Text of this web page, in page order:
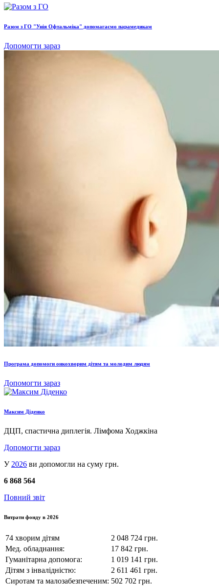
Разом з ГО "Унія Офтальміка" допомагаємо парамедикам
Допомогти зараз
Програма допомоги онкохворим дітям та молодим людям
Допомогти зараз
Максим Діденко
ДЦП, спастична диплегія. Лімфома Ходжкіна
Допомогти зараз
У 2026 ви допомогли на суму грн.
6 868 564
Повний звіт
Витрати фонду в 2026
74 хворим дітям
2 048 724 грн.
Мед. обладнання:
17 842 грн.
Гуманітарна допомога:
1 019 141 грн.
Дітям з інвалідністю:
2 611 461 грн.
Сиротам та малозабезпеченим: 502 702 грн.